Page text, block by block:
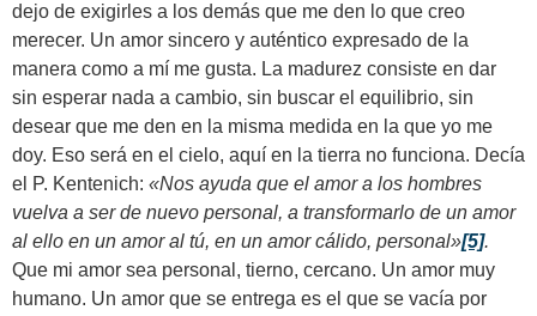
dejo de exigirles a los demás que me den lo que creo
merecer. Un amor sincero y auténtico expresado de la
manera como a mí me gusta. La madurez consiste en dar
sin esperar nada a cambio, sin buscar el equilibrio, sin
desear que me den en la misma medida en la que yo me
doy. Eso será en el cielo, aquí en la tierra no funciona. Decía
el P. Kentenich: «Nos ayuda que el amor a los hombres
vuelva a ser de nuevo personal, a transformarlo de un amor
al ello en un amor al tú, en un amor cálido, personal»[5].
Que mi amor sea personal, tierno, cercano. Un amor muy
humano. Un amor que se entrega es el que se vacía por